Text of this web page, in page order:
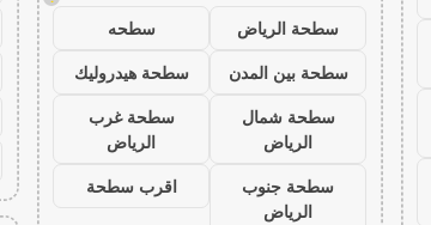
سطحة الرياض
سطحه
سطحة بين المدن
سطحة هيدروليك
سطحة شمال
الرياض
سطحة غرب
الرياض
سطحة جنوب
الرياض
اقرب سطحة